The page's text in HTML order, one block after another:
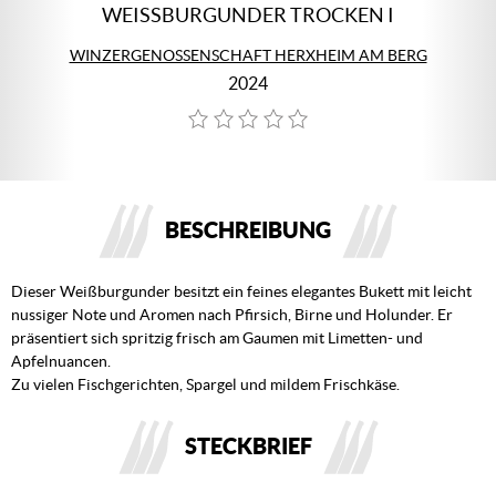
WEISSBURGUNDER TROCKEN I
WINZERGENOSSENSCHAFT HERXHEIM AM BERG
2024
BESCHREIBUNG
Dieser Weißburgunder besitzt ein feines elegantes Bukett mit leicht
nussiger Note und Aromen nach Pfirsich, Birne und Holunder. Er
präsentiert sich spritzig frisch am Gaumen mit Limetten- und
Apfelnuancen.
Zu vielen Fischgerichten, Spargel und mildem Frischkäse.
STECKBRIEF